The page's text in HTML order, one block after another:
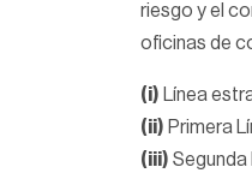
riesgo y el
oficinas de
(i) Línea
(ii) Primera
(iii)